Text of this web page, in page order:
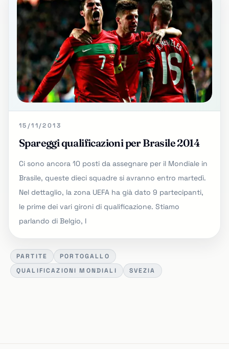
15/11/2013
Spareggi qualificazioni per Brasile 2014
Ci sono ancora 10 posti da assegnare per il Mondiale in
Brasile, queste dieci squadre si avranno entro martedì.
Nel dettaglio, la zona UEFA ha già dato 9 partecipanti,
le prime dei vari gironi di qualificazione. Stiamo
parlando di Belgio, I
PARTITE
PORTOGALLO
QUALIFICAZIONI MONDIALI
SVEZIA